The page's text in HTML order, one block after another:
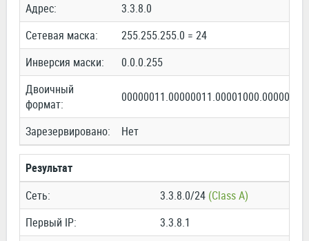
Адрес:
3.3.8.0
Сетевая маска:
255.255.255.0 = 24
Инверсия маски:
0.0.0.255
Двоичный
формат:
00000011.00000011.00001000.00000000
Зарезервировано: Нет
Результат
Сеть:
3.3.8.0/24 (Class A)
Первый IP:
3.3.8.1